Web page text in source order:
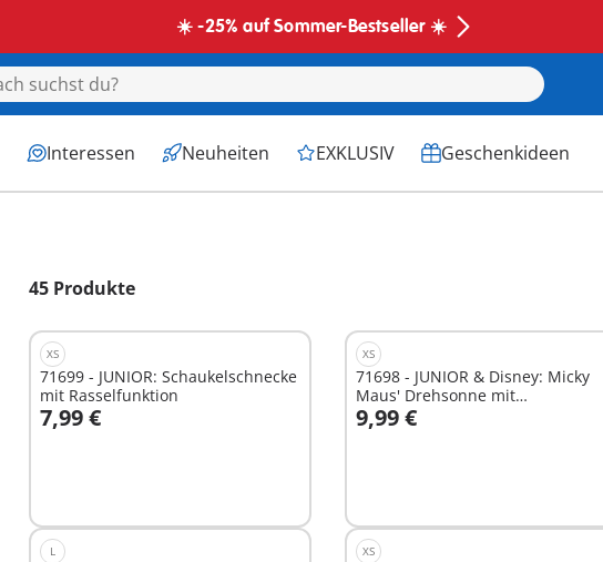
☀️ -25% auf Sommer-Bestseller ☀️
Interessen Neuheiten EXKLUSIV Geschenkideen
45 Produkte
XS
71699 - JUNIOR: Schaukelschnecke
mit Rasselfunktion
7,99 €
In den Warenkorb
XS
71698 - JUNIOR & Disney: Micky
Maus' Drehsonne mit
Rasselfunktion
9,99 €
In den Warenkorb
L XS